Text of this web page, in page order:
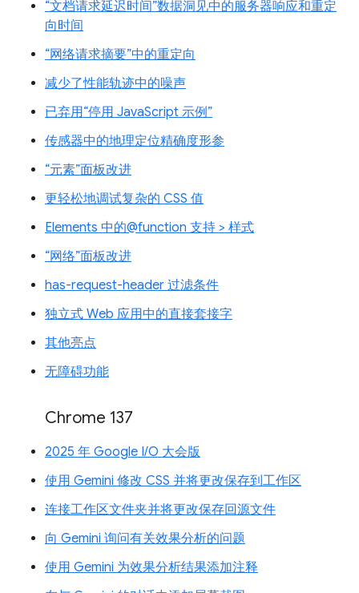
“文档请求延迟时间”数据洞见中的服务器响应和重定
向时间
“网络请求摘要”中的重定向
减少了性能轨迹中的噪声
已弃用“停用 JavaScript 示例”
传感器中的地理定位精确度形参
“元素”面板改进
更轻松地调试复杂的 CSS 值
Elements 中的@function 支持 > 样式
“网络”面板改进
has-request-header 过滤条件
独立式 Web 应用中的直接套接字
其他亮点
无障碍功能
Chrome 137
2025 年 Google I/O 大会版
使用 Gemini 修改 CSS 并将更改保存到工作区
连接工作区文件夹并将更改保存回源文件
向 Gemini 询问有关效果分析的问题
使用 Gemini 为效果分析结果添加注释